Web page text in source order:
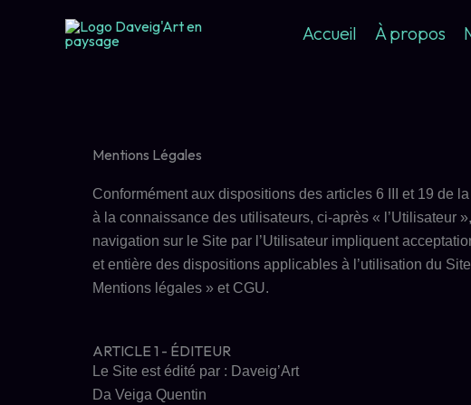
Accueil À propos
Mentions Légales
Conformément aux dispositions des articles 6 III et 19 de
à la connaissance des utilisateurs, ci-après « l’Utilisateur
navigation sur le Site par l’Utilisateur impliquent
et entière des dispositions applicables à l’utilisation du
Mentions légales » et CGU.
ARTICLE 1 - ÉDITEUR
Le Site est édité par : Daveig’Art
Da Veiga Quentin